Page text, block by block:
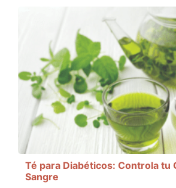
Té para Diabéticos: Controla tu
Sangre